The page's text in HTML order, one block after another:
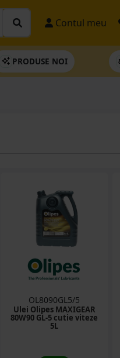
Contul meu
PRODUSE NOI
OL8090GL5/5
Ulei Olipes MAXIGEAR
80W90 GL-5 cutie viteze
5L